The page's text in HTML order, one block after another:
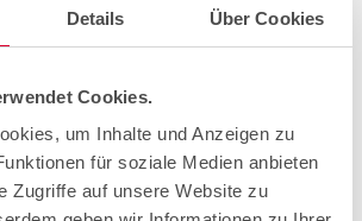
Details Über Cookies
Cookies.
um Inhalte und Anzeigen zu
für soziale Medien anbieten
Zugriffe auf unsere Website zu
ICT-Technikerund arbeitet seit
seiner Abwesenheit regelmässig
sehr betroffen, als wir